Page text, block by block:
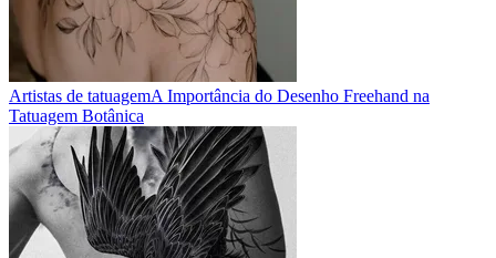
Artistas de tatuagemA Importância do Desenho Freehand na
Tatuagem Botânica